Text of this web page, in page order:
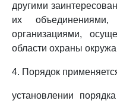
другими
их
организациями,
области охраны
4. Порядок
установлении